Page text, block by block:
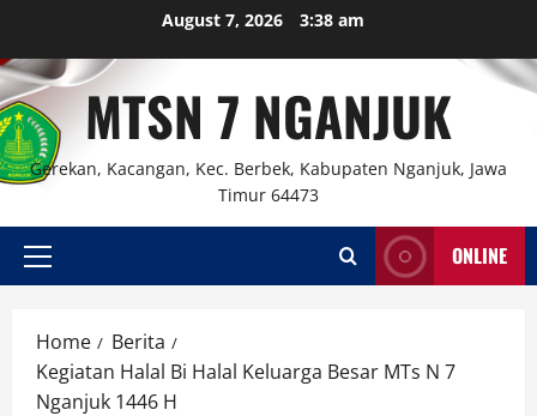
content
August 7, 2026 3:38 am
MTSN 7 NGANJUK
Gerekan, Kacangan, Kec. Berbek, Kabupaten Nganjuk, Jawa
Timur 64473
Primary
ONLINE
Home
Berita
Kegiatan Halal Bi Halal Keluarga Besar MTs N 7
Nganjuk 1446 H